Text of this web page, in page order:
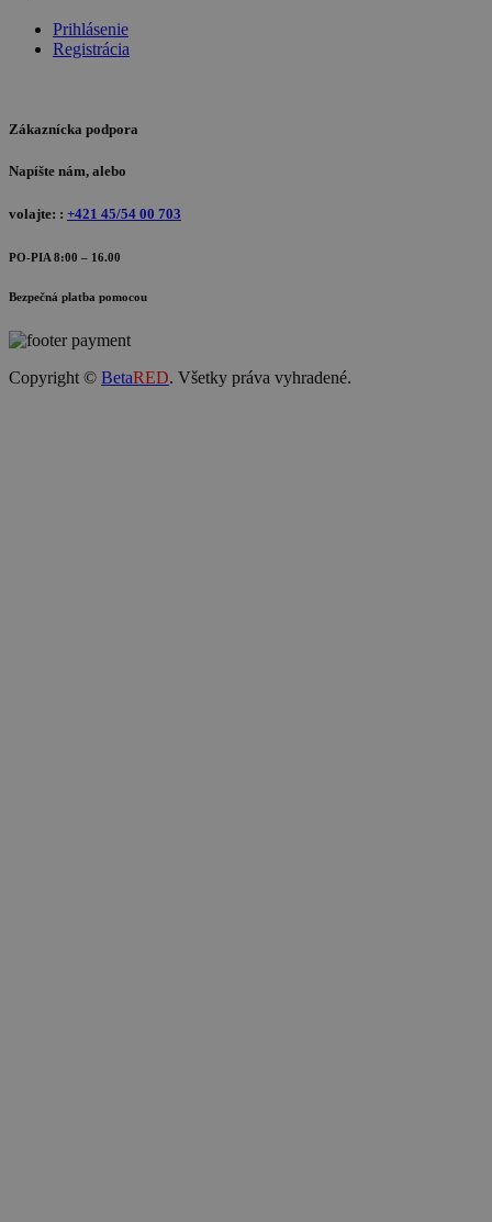
Prihlásenie
Registrácia
Zákaznícka podpora
Napíšte nám, alebo
volajte: : +421 45/54 00 703
PO-PIA 8:00 – 16.00
Bezpečná platba pomocou
Copyright © BetaRED. Všetky práva vyhradené.